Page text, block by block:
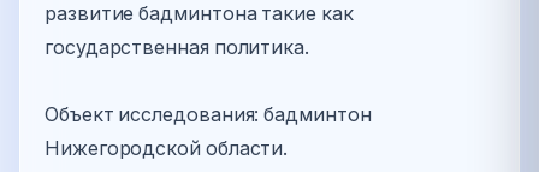
развитие бадминтона такие как
государственная политика.
Объект исследования: бадминтон
Нижегородской области.